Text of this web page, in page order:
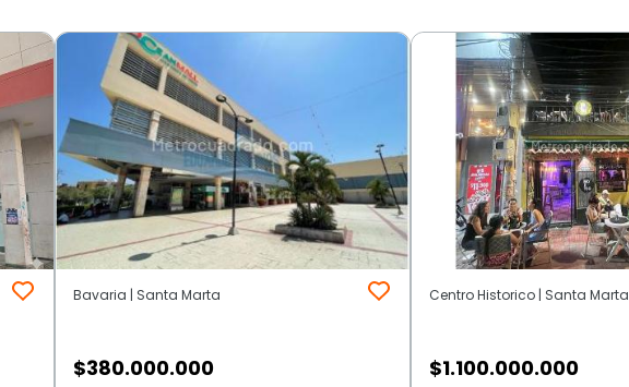
Bavaria | Santa Marta
$380.000.000
Centro Historico | Santa Marta
$1.100.000.000